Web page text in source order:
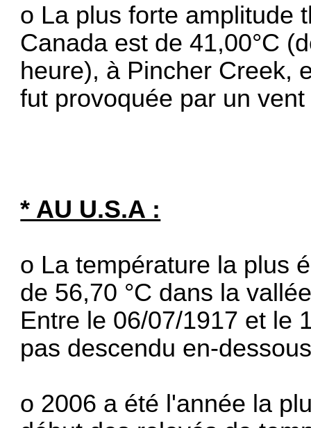
o La plus forte amplitude
Canada est de 41,00°C
heure), à Pincher Creek,
fut provoquée par un
* AU U.S.A :
o La température la plus
de 56,70 °C dans la
Entre le 06/07/1917 et le
pas descendu en-
o 2006 a été l'année la